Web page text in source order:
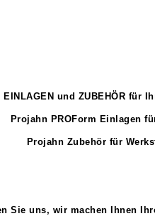
und ZUBEHÖR für
Projahn PROForm Einlagen
Projahn Zubehör für
Sie uns, wir machen Ihnen